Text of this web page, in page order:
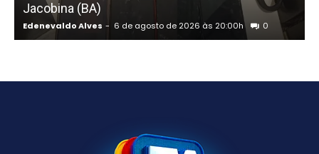
Jacobina (BA)
Edenevaldo Alves - 6 de agosto de 2026 às 20:00h 0